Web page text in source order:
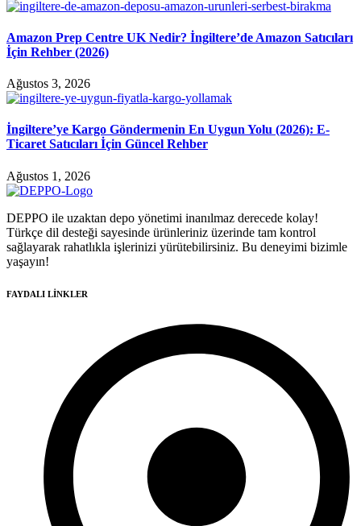
Amazon Prep Centre UK Nedir? İngiltere’de Amazon Satıcıları
İçin Rehber (2026)
Ağustos 3, 2026
İngiltere’ye Kargo Göndermenin En Uygun Yolu (2026): E-
Ticaret Satıcıları İçin Güncel Rehber
Ağustos 1, 2026
DEPPO ile uzaktan depo yönetimi inanılmaz derecede kolay!
Türkçe dil desteği sayesinde ürünleriniz üzerinde tam kontrol
sağlayarak rahatlıkla işlerinizi yürütebilirsiniz. Bu deneyimi bizimle
yaşayın!
FAYDALI LİNKLER